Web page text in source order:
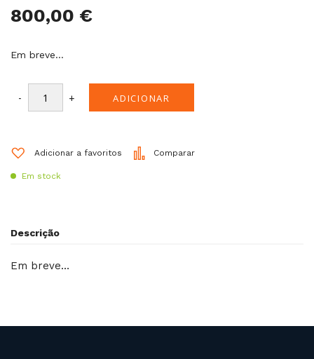
800,00 €
Em breve…
- + ADICIONAR
Adicionar a favoritos Comparar
Em stock
de
Descrição
Em breve…